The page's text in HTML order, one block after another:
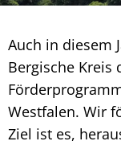
Auch in diesem
Bergische Kreis
Westfalen. Wir
Ziel ist es,